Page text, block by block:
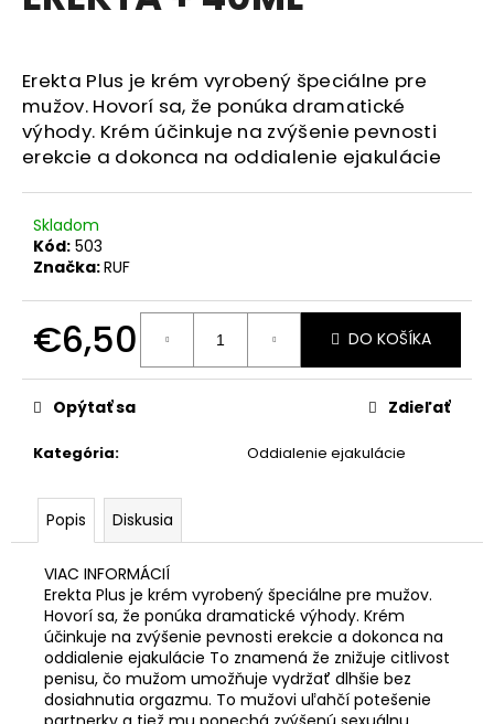
hviezdičiek.
Erekta Plus je krém vyrobený špeciálne pre
mužov. Hovorí sa, že ponúka dramatické
výhody. Krém účinkuje na zvýšenie pevnosti
erekcie a dokonca na oddialenie ejakulácie
Skladom
Kód: 503
Značka:RUF
€6,50
cena:
DO KOŠÍKA
Kategória: Oddialenie ejakulácie
Opýtať sa Zdieľať
Popis Diskusia
VIAC INFORMÁCIÍ
Erekta Plus je krém vyrobený špeciálne pre mužov.
Hovorí sa, že ponúka dramatické výhody. Krém
účinkuje na zvýšenie pevnosti erekcie a dokonca na
oddialenie ejakulácie To znamená že znižuje citlivost
penisu, čo mužom umožňuje vydržať dlhšie bez
dosiahnutia orgazmu. To mužovi uľahčí potešenie
s
ť
?
O
d
p
m
POPPERS
IRON
FIST
BLACK
LABEL